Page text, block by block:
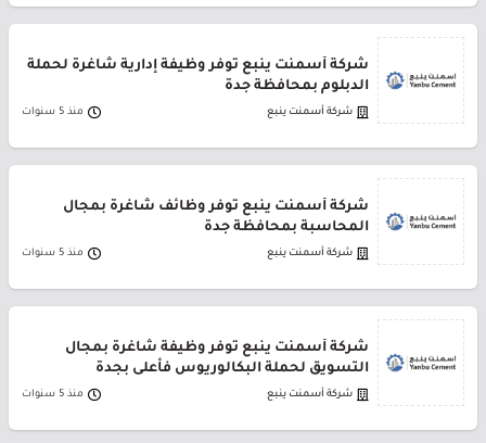
شركة أسمنت ينبع توفر وظيفة إدارية شاغرة لحملة
الدبلوم بمحافظة جدة
شركة أسمنت ينبع منذ 5 سنوات
شركة أسمنت ينبع توفر وظائف شاغرة بمجال
المحاسبة بمحافظة جدة
شركة أسمنت ينبع منذ 5 سنوات
شركة أسمنت ينبع توفر وظيفة شاغرة بمجال
التسويق لحملة البكالوريوس فأعلى بجدة
شركة أسمنت ينبع منذ 5 سنوات